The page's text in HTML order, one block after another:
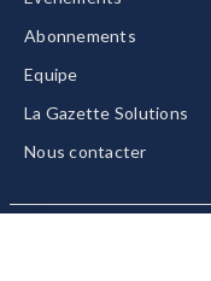
Abonnements
Equipe
La Gazette Solutions
Nous contacter